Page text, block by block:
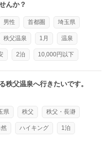
んか？
男性 首都圏 埼玉県
秩父温泉 1月 温泉
2泊 10,000円以下
秩父温泉へ行きたいです。
県 秩父 秩父・長瀞
然 ハイキング 1泊